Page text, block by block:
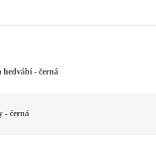
hedvábí - černá
- černá